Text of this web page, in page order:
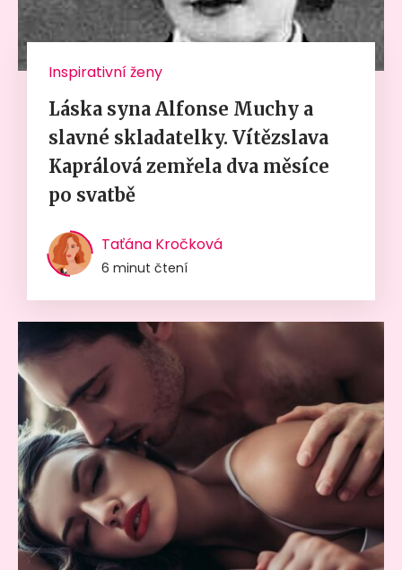
Inspirativní ženy
Láska syna Alfonse Muchy a
slavné skladatelky. Vítězslava
Kaprálová zemřela dva měsíce
po svatbě
Taťána Kročková
6 minut čtení